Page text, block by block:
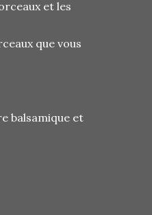
et les
que vous
balsamique et